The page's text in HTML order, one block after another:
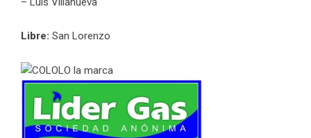
Libre: San Lorenzo